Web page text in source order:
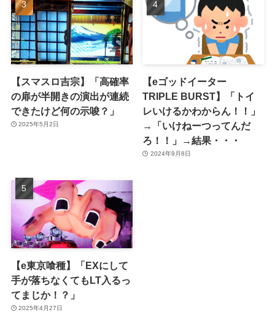
【スマスロ吉宗】「高確率
の扉が半開きの演出が連続
できたけど何の示唆？」
2025年5月2日
【eゴッドイーター
TRIPLE BURST】「トイ
レいけるかわからん！！」
→「いけねーつってんだ
ろ！！」→結果・・・
2024年9月8日
【e東京喰種】「EXにして
手が落ちなくてもLT入るっ
てまじか！？」
2025年4月27日